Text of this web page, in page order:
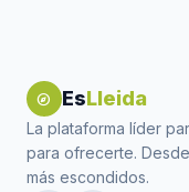
explore EsLleida
La plataforma líder
para ofrecerte.
más escondidos.